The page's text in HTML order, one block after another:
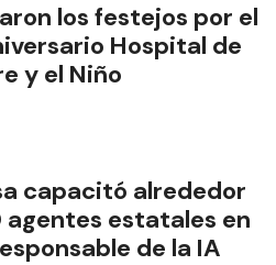
los festejos por el
Hospital de
y el Niño
capacitó alrededor
estatales en
de la IA